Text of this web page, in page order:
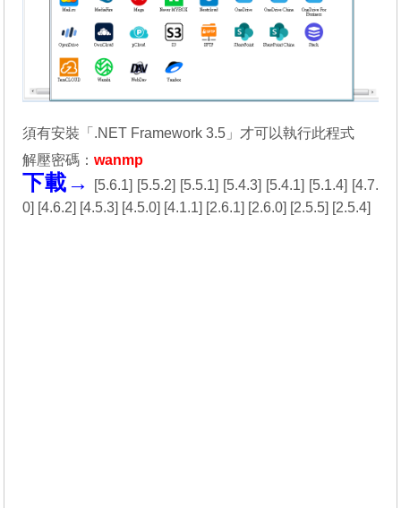
須有安裝「.NET Framework 3.5 」才可以執行此程式
解壓密碼：wanmp
下載→ [5.6.1] [5.5.2] [5.5.1] [5.4.3] [5.4.1] [5.1.4] [4.7.
0] [4.6.2] [4.5.3] [4.5.0] [4.1.1] [2.6.1] [2.6.0] [2.5.5] [2.5.4]